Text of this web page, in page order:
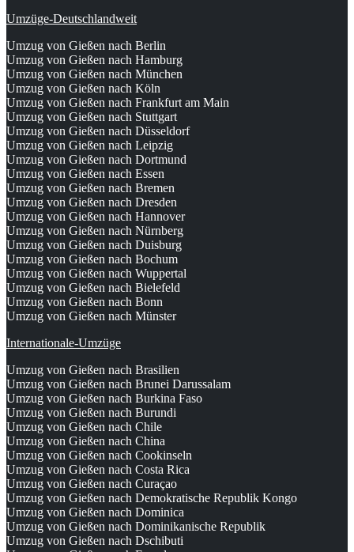
Umzüge-Deutschlandweit
Umzug von Gießen nach Berlin
Umzug von Gießen nach Hamburg
Umzug von Gießen nach München
Umzug von Gießen nach Köln
Umzug von Gießen nach Frankfurt am Main
Umzug von Gießen nach Stuttgart
Umzug von Gießen nach Düsseldorf
Umzug von Gießen nach Leipzig
Umzug von Gießen nach Dortmund
Umzug von Gießen nach Essen
Umzug von Gießen nach Bremen
Umzug von Gießen nach Dresden
Umzug von Gießen nach Hannover
Umzug von Gießen nach Nürnberg
Umzug von Gießen nach Duisburg
Umzug von Gießen nach Bochum
Umzug von Gießen nach Wuppertal
Umzug von Gießen nach Bielefeld
Umzug von Gießen nach Bonn
Umzug von Gießen nach Münster
Internationale-Umzüge
Umzug von Gießen nach Brasilien
Umzug von Gießen nach Brunei Darussalam
Umzug von Gießen nach Burkina Faso
Umzug von Gießen nach Burundi
Umzug von Gießen nach Chile
Umzug von Gießen nach China
Umzug von Gießen nach Cookinseln
Umzug von Gießen nach Costa Rica
Umzug von Gießen nach Curaçao
Umzug von Gießen nach Demokratische Republik Kongo
Umzug von Gießen nach Dominica
Umzug von Gießen nach Dominikanische Republik
Umzug von Gießen nach Dschibuti